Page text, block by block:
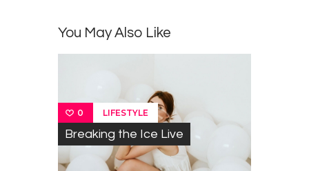
You May Also Like
0 LIFESTYLE
Breaking the Ice Live